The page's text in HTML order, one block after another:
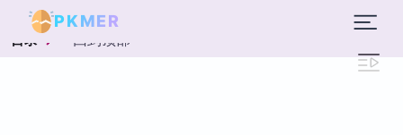
PKMER
目录 回到顶部